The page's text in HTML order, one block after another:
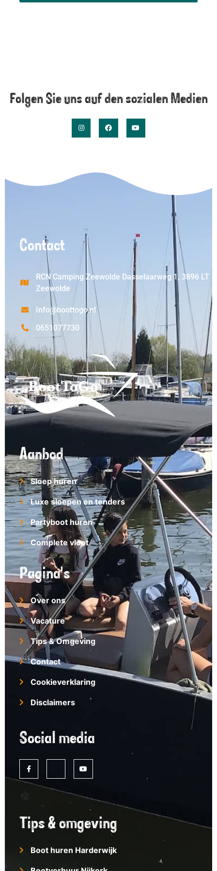
Folgen Sie uns auf den sozialen Medien
Contact
RCN Camping Zeewolde Dasselaarweg 1, 3896 LT
Zeewolde
Info@boottogo.nl
0651077730
Aanbod
Sloep huren
Luxe sloepen en tenders
Partyboot huren
Complete vloot
Pagina's
Over ons
Vacature
Tips & Omgeving
Contact
Cookieverklaring
Disclaimers
Social media
Tips & omgeving
Boot huren Harderwijk